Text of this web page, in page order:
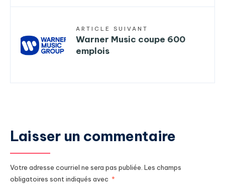
ARTICLE SUIVANT
Warner Music coupe 600
emplois
Laisser un commentaire
Votre adresse courriel ne sera pas publiée. Les champs
obligatoires sont indiqués avec *